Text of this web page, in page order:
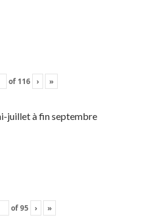
of 116 › »
juillet à fin septembre
of95 › »